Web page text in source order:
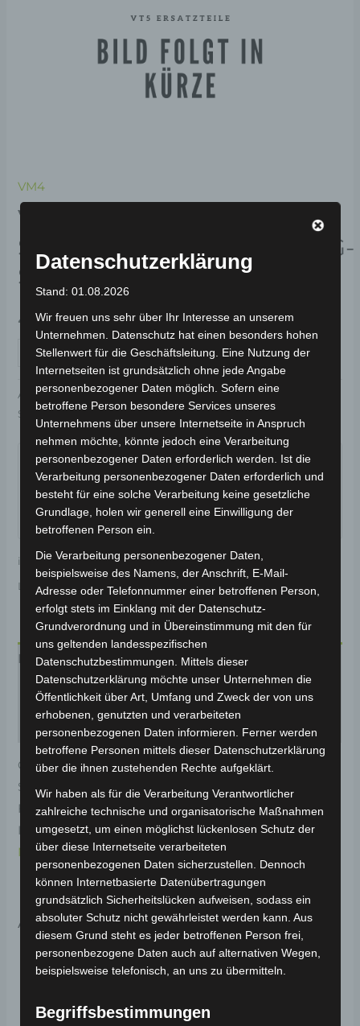
VM4
VM4
SITZRAHMENABDECKUNG-
SILBERGRAU
49,00€ *
IN DEN WARENKORB
Artikelnummer:3M402-6005A-14 Kategorie:VM4
Schlagwort:Karosserie & Verkleidung
Garantiert sicherer Checkout
inkl. 19 % MwSt. Kostenloser Versand
Lieferzeit:
Versandfertig innerhalb 24 Stunden*
Beschreibung
Produktsicherheit
Rezensionen (0)
Original-Ersatzteil für den 3-Rad Seniorenmobil VM4.
Sitzrahmenabdeckung-silbergrau für optimale
Funktionalität und Haltbarkeit. Weitere
Informationen zum Fahrzeug findest du hier:Volta
Motor 3-Rad Seniorenmobil VM4.
Ähnliche Produkte
Datenschutzerklärung
Stand: 01.08.2026
Wir freuen uns sehr über Ihr Interesse an unserem
Unternehmen. Datenschutz hat einen besonders hohen
Stellenwert für die Geschäftsleitung. Eine Nutzung der
Internetseiten ist grundsätzlich ohne jede Angabe
personenbezogener Daten möglich. Sofern eine
betroffene Person besondere Services unseres
Unternehmens über unsere Internetseite in Anspruch
nehmen möchte, könnte jedoch eine Verarbeitung
personenbezogener Daten erforderlich werden. Ist die
Verarbeitung personenbezogener Daten erforderlich und
besteht für eine solche Verarbeitung keine gesetzliche
Grundlage, holen wir generell eine Einwilligung der
betroffenen Person ein.
Die Verarbeitung personenbezogener Daten,
beispielsweise des Namens, der Anschrift, E-Mail-
Adresse oder Telefonnummer einer betroffenen Person,
erfolgt stets im Einklang mit der Datenschutz-
Grundverordnung und in Übereinstimmung mit den für
uns geltenden landesspezifischen
Datenschutzbestimmungen. Mittels dieser
Datenschutzerklärung möchte unser Unternehmen die
Öffentlichkeit über Art, Umfang und Zweck der von uns
erhobenen, genutzten und verarbeiteten
personenbezogenen Daten informieren. Ferner werden
betroffene Personen mittels dieser Datenschutzerklärung
über die ihnen zustehenden Rechte aufgeklärt.
Wir haben als für die Verarbeitung Verantwortlicher
zahlreiche technische und organisatorische Maßnahmen
umgesetzt, um einen möglichst lückenlosen Schutz der
über diese Internetseite verarbeiteten
personenbezogenen Daten sicherzustellen. Dennoch
können Internetbasierte Datenübertragungen
grundsätzlich Sicherheitslücken aufweisen, sodass ein
absoluter Schutz nicht gewährleistet werden kann. Aus
diesem Grund steht es jeder betroffenen Person frei,
personenbezogene Daten auch auf alternativen Wegen,
beispielsweise telefonisch, an uns zu übermitteln.
Begriffsbestimmungen